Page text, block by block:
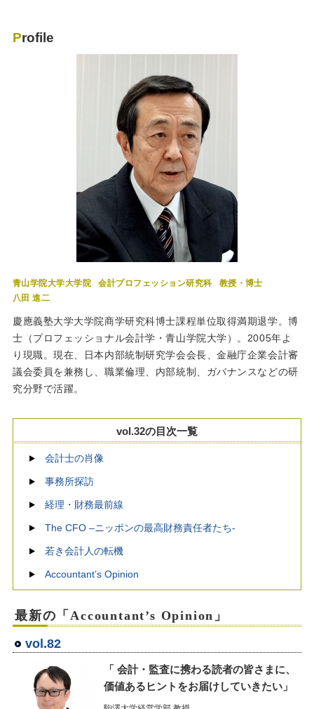
Profile
青山学院大学大学院 会計プロフェッション研究科
教授・博士
八田 進二
慶應義塾大学大学院商学研究科博士課程単位取得満期退学。博
士（プロフェッショナル会計学・青山学院大学）。2005年よ
り現職。現在、日本内部統制研究学会会長、金融庁企業会計審
議会委員を兼務し、職業倫理、内部統制、ガバナンスなどの研
究分野で活躍。
vol.32の目次一覧
会計士の肖像
事務所探訪
経理・財務最前線
The CFO –ニッポンの最高財務責任者たち-
若き会計人の転機
Accountant’s Opinion
最新の「Accountant’s Opinion」
vol.82
「 会計・監査に携わる読者の皆さまに、
価値あるヒントをお届けしていきたい」